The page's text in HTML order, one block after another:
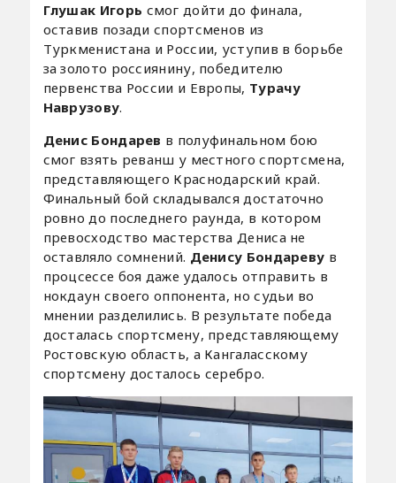
Глушак Игорь смог дойти до финала,
оставив позади спортсменов из
Туркменистана и России, уступив в борьбе
за золото россиянину, победителю
первенства России и Европы, Турачу
Наврузову.
Денис Бондарев в полуфинальном бою
смог взять реванш у местного спортсмена,
представляющего Краснодарский край.
Финальный бой складывался достаточно
ровно до последнего раунда, в котором
превосходство мастерства Дениса не
оставляло сомнений. Денису Бондареву в
процсессе боя даже удалось отправить в
нокдаун своего оппонента, но судьи во
мнении разделились. В результате победа
досталась спортсмену, представляющему
Ростовскую область, а Кангаласскому
спортсмену досталось серебро.